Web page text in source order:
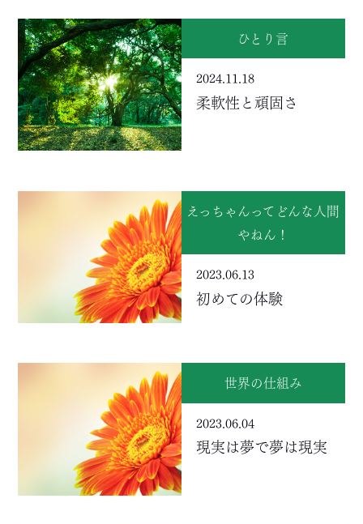
ひとり言
2024.11.18
柔軟性と頑固さ
えっちゃんってどんな人間
やねん！
2023.06.13
初めての体験
世界の仕組み
2023.06.04
現実は夢で夢は現実